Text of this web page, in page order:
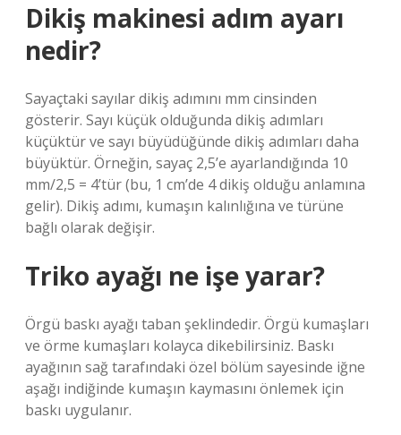
Dikiş makinesi adım ayarı
nedir?
Sayaçtaki sayılar dikiş adımını mm cinsinden
gösterir. Sayı küçük olduğunda dikiş adımları
küçüktür ve sayı büyüdüğünde dikiş adımları daha
büyüktür. Örneğin, sayaç 2,5’e ayarlandığında 10
mm/2,5 = 4’tür (bu, 1 cm’de 4 dikiş olduğu anlamına
gelir). Dikiş adımı, kumaşın kalınlığına ve türüne
bağlı olarak değişir.
Triko ayağı ne işe yarar?
Örgü baskı ayağı taban şeklindedir. Örgü kumaşları
ve örme kumaşları kolayca dikebilirsiniz. Baskı
ayağının sağ tarafındaki özel bölüm sayesinde iğne
aşağı indiğinde kumaşın kaymasını önlemek için
baskı uygulanır.